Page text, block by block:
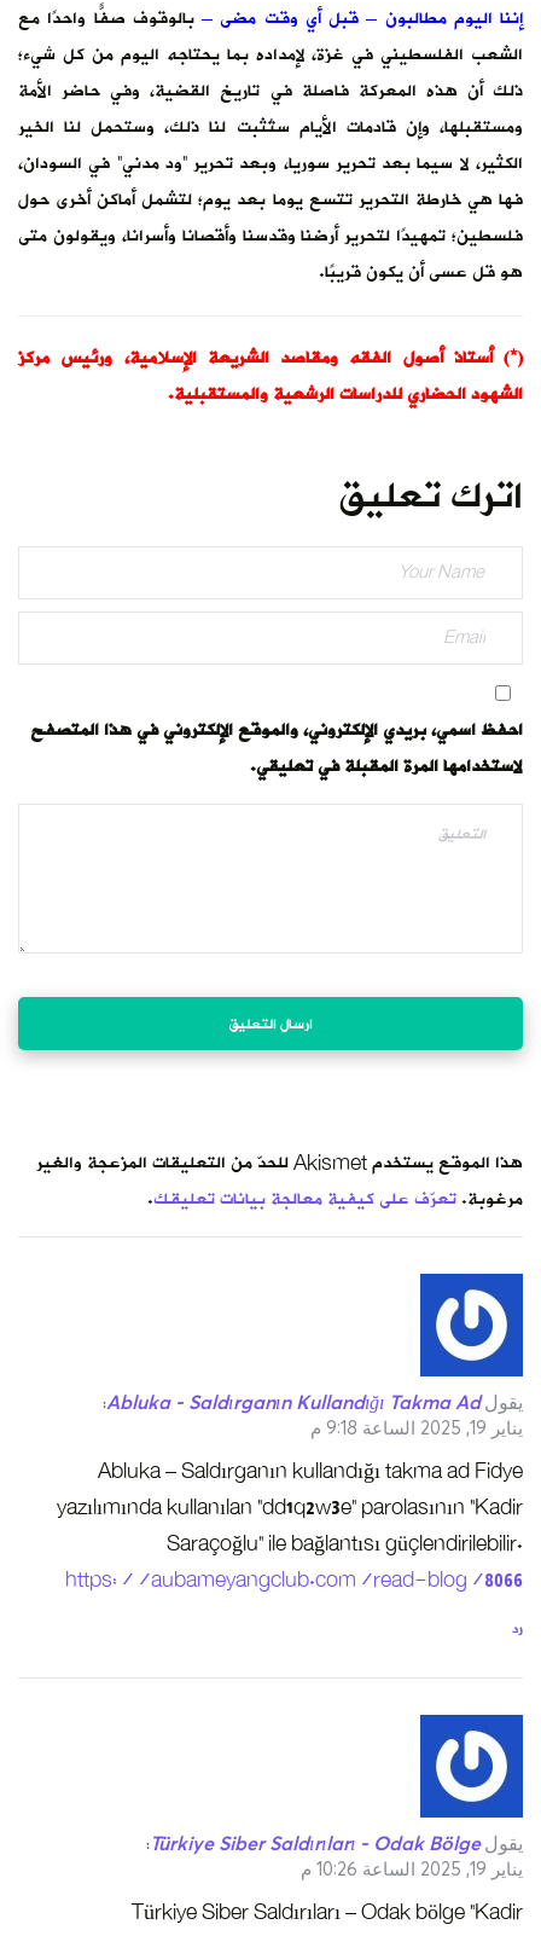
إننا اليوم مطالبون – قبل أي وقت مضى – بالوقوف صفًّا واحدًا مع
الشعب الفلسطيني في غزة، لإمداده بما يحتاجه اليوم من كل شيء؛
ذلك أن هذه المعركة فاصلة في تاريخ القضية، وفي حاضر الأمة
ومستقبلها، وإن قادمات الأيام ستُثبت لنا ذلك، وستحمل لنا الخير
الكثير، لا سيما بعد تحرير سوريا، وبعد تحرير “ود مدني” في السودان،
فها هي خارطة التحرير تتسع يوما بعد يوم؛ لتشمل أماكن أخرى حول
فلسطين؛ تمهيدًا لتحرير أرضنا وقدسنا وأقصانا وأسرانا، ويقولون متى
هو قل عسى أن يكون قريبًا.
(*) أستاذ أصول الفقه ومقاصد الشريعة الإسلامية، ورئيس مركز
الشهود الحضاري للدراسات الرشعية والمستقبلية.
اترك تعليق
احفظ اسمي، بريدي الإلكتروني، والموقع الإلكتروني في هذا المتصفح
لاستخدامها المرة المقبلة في تعليقي.
هذا الموقع يستخدم Akismet للحدّ من التعليقات المزعجة والغير
مرغوبة.تعرّف على كيفية معالجة بيانات تعليقك.
يقول Abluka - Saldırganın Kullandığı Takma Ad
:
يناير 19, 2025 الساعة 9:18 م
Abluka – Saldırganın kullandığı takma ad Fidye
yazılımında kullanılan “dd1q2w3e” parolasının “Kadir
Saraçoğlu” ile bağlantısı güçlendirilebilir.
https://aubameyangclub.com/read-blog/8066
رد
يقول Türkiye Siber Saldırıları - Odak Bölge
:
يناير 19, 2025 الساعة 10:26 م
Türkiye Siber Saldırıları – Odak bölge “Kadir